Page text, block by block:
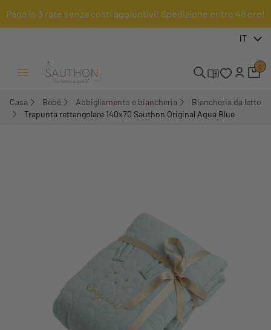
Paga in 3 rate senza costi aggiuntivi! Spedizione entro 48 ore!
IT
Menu Apri/Chiudi
0
Casa Bébé Abbigliamento e biancheria
Biancheria da letto
Trapunta rettangolare 140x70 Sauthon Original Aqua Blue
-10%